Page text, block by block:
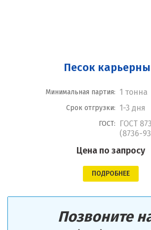
Песок
Минимальная партия: 1 тонна
Срок отгрузки: 1-3 дня
ГОСТ:
ГОСТ
(8736-
Цена по запросу
ПОДРОБНЕЕ
Позвоните